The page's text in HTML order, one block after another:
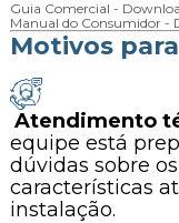
Guia Comercial -
Manual do Consumidor -
Motivos
Atendimento
equipe está
dúvidas sobre
características
instalação.